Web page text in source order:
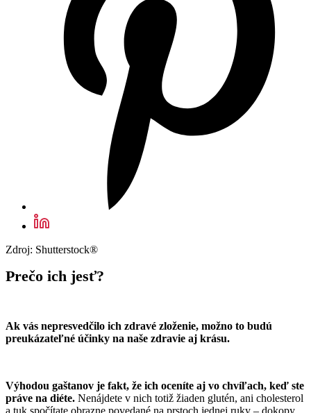
Zdroj: Shutterstock®
Prečo ich jesť?
Ak vás nepresvedčilo ich zdravé zloženie, možno to budú
preukázateľné účinky na naše zdravie aj krásu.
Výhodou gaštanov je fakt, že ich oceníte aj vo chvíľach, keď ste
práve na diéte. Nenájdete v nich totiž žiaden glutén, ani cholesterol